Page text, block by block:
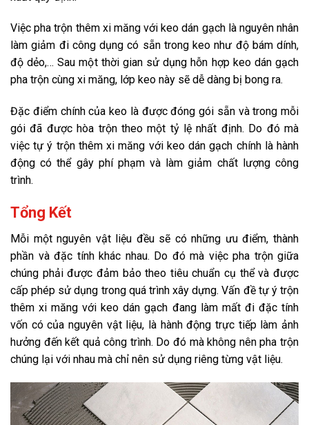
Việc pha trộn thêm xi măng với keo dán gạch là nguyên nhân
làm giảm đi công dụng có sẵn trong keo như độ bám dính,
độ dẻo,… Sau một thời gian sử dụng hỗn hợp keo dán gạch
pha trộn cùng xi măng, lớp keo này sẽ dễ dàng bị bong ra.
Đặc điểm chính của keo là được đóng gói sẵn và trong mỗi
gói đã được hòa trộn theo một tỷ lệ nhất định. Do đó mà
việc tự ý trộn thêm xi măng với keo dán gạch chính là hành
động có thể gây phí phạm và làm giảm chất lượng công
trình.
Tổng Kết
Mỗi một nguyên vật liệu đều sẽ có những ưu điểm, thành
phần và đặc tính khác nhau. Do đó mà việc pha trộn giữa
chúng phải được đảm bảo theo tiêu chuẩn cụ thể và được
cấp phép sử dụng trong quá trình xây dựng. Vấn đề tự ý trộn
thêm xi măng với keo dán gạch đang làm mất đi đặc tính
vốn có của nguyên vật liệu, là hành động trực tiếp làm ảnh
hưởng đến kết quả công trình. Do đó mà không nên pha trộn
chúng lại với nhau mà chỉ nên sử dụng riêng từng vật liệu.